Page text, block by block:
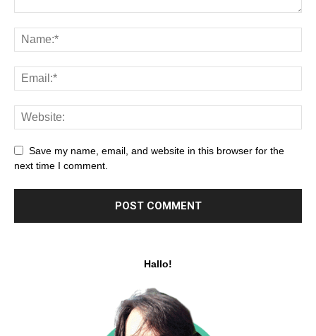
Save my name, email, and website in this browser for the
next time I comment.
Hallo!